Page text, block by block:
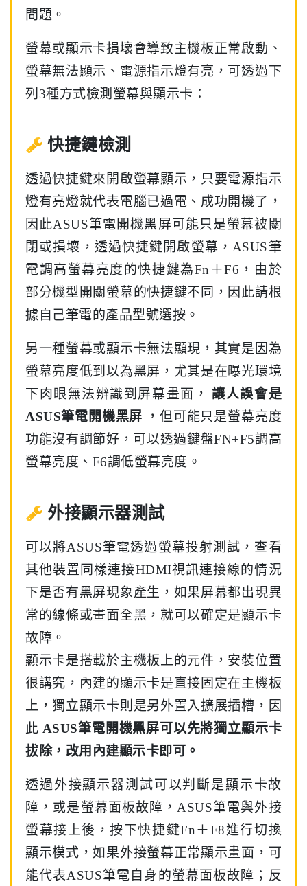
問題。
螢幕或顯示卡損壞會導致主機板正常啟動、
螢幕無法顯示、電源指示燈有亮，可透過下
列3種方式檢測螢幕與顯示卡：
快捷鍵檢測
透過快捷鍵來開啟螢幕顯示，只要電源指示
燈有亮燈就代表電腦已過電、成功開機了，
因此ASUS筆電開機黑屏可能只是螢幕被關
閉或損壞，透過快捷鍵開啟螢幕，ASUS筆
電調高螢幕亮度的快捷鍵為Fn＋F6，由於
部分機型開關螢幕的快捷鍵不同，因此請根
據自己筆電的產品型號選按。
另一種螢幕或顯示卡無法顯現，其實是因為
螢幕亮度低到以為黑屏，尤其是在曝光環境
下肉眼無法辨識到屏幕畫面，
讓人誤會是
ASUS筆電開機黑屏
，但可能只是螢幕亮度
功能沒有調節好，可以透過鍵盤FN+F5調高
螢幕亮度、F6調低螢幕亮度。
外接顯示器測試
可以將ASUS筆電透過螢幕投射測試，查看
其他裝置同樣連接HDMI視訊連接線的情況
下是否有黑屏現象產生，如果屏幕都出現異
常的線條或畫面全黑，就可以確定是顯示卡
故障。
顯示卡是搭載於主機板上的元件，安裝位置
很講究，內建的顯示卡是直接固定在主機板
上，獨立顯示卡則是另外置入擴展插槽，因
此 ASUS筆電開機黑屏可以先將獨立顯示卡
拔除，改用內建顯示卡即可。
透過外接顯示器測試可以判斷是顯示卡故
障，或是螢幕面板故障，ASUS筆電與外接
螢幕接上後，按下快捷鍵Fn＋F8進行切換
顯示模式，如果外接螢幕正常顯示畫面，可
能代表ASUS筆電自身的螢幕面板故障；反